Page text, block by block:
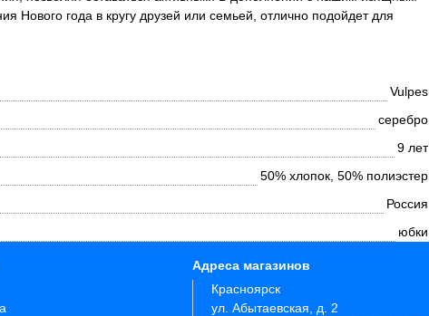
Нового года в кругу друзей или семьей, отлично подойдет для
Vulpes
серебро
9 лет
50% хлопок, 50% полиэстер
Россия
юбки
Адреса магазинов
Красноярск
ул. Абытаевская, д. 2